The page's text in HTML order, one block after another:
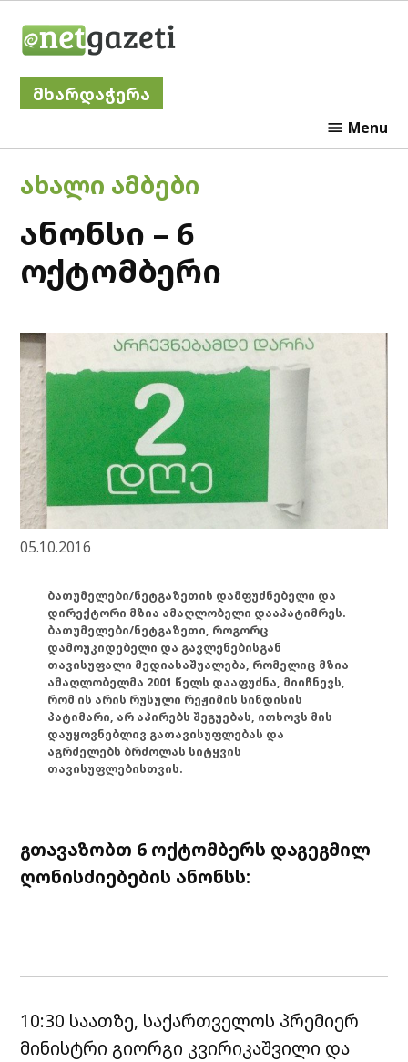
მხარდაჭერა
Menu
POSTED
IN
ᲐᲮᲐᲚᲘ ᲐᲛᲑᲔᲑᲘ
ანონსი – 6
ოქტომბერი
05.10.2016
ბათუმელები/ნეტგაზეთის დამფუძნებელი და
დირექტორი მზია ამაღლობელი დააპატიმრეს.
ბათუმელები/ნეტგაზეთი, როგორც
დამოუკიდებელი და გავლენებისგან
თავისუფალი მედიასაშუალება, რომელიც მზია
ამაღლობელმა 2001 წელს დააფუძნა, მიიჩნევს,
რომ ის არის რუსული რეჟიმის სინდისის
პატიმარი, არ აპირებს შეგუებას, ითხოვს მის
დაუყოვნებლივ გათავისუფლებას და
აგრძელებს ბრძოლას სიტყვის
თავისუფლებისთვის.
გთავაზობთ 6 ოქტომბერს დაგეგმილ
ღონისძიებების ანონსს:
10:30 საათზე, საქართველოს პრემიერ
მინისტრი გიორგი კვირიკაშვილი და